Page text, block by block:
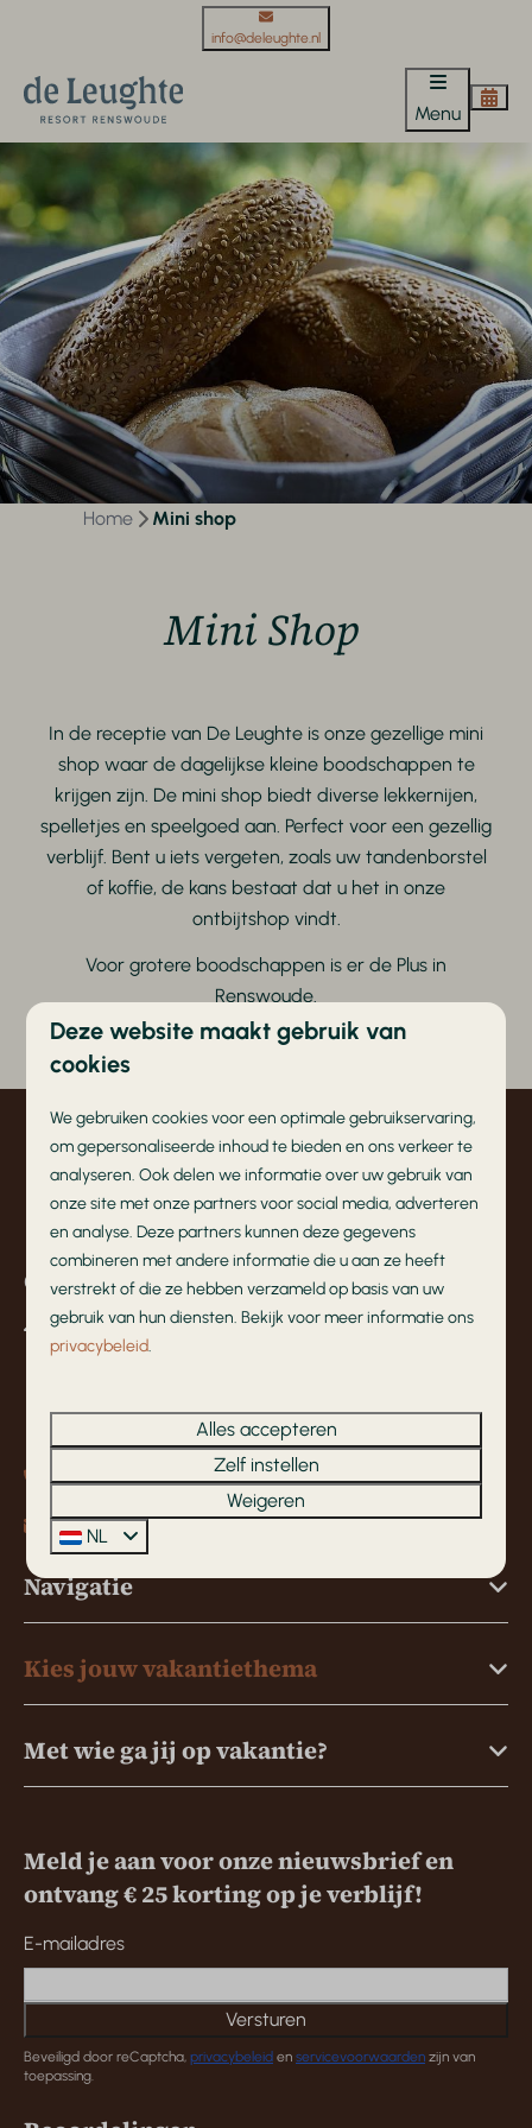
info@deleughte.nl
Menu
Home Mini shop
Mini Shop
In de receptie van De Leughte is onze gezellige mini
shop waar de dagelijkse kleine boodschappen te
krijgen zijn. De mini shop biedt diverse lekkernijen,
spelletjes en speelgoed aan. Perfect voor een gezellig
verblijf. Bent u iets vergeten, zoals uw tandenborstel
of koffie, de kans bestaat dat u het in onze
ontbijtshop vindt.
Voor grotere boodschappen is er de Plus in
Renswoude.
Veilig betalen
Contact
Barneveldsestraat 49
3927 CB Renswoude
Nederland
+31 (0)342-412877
info@deleughte.nl
Navigatie
Kies jouw vakantiethema
Met wie ga jij op vakantie?
Meld je aan voor onze nieuwsbrief en
ontvang € 25 korting op je verblijf!
E-mailadres
Versturen
Beveiligd door reCaptcha, privacybeleid en servicevoorwaarden zijn van
toepassing.
Deze website maakt gebruik van
cookies
We gebruiken cookies voor een optimale gebruikservaring,
om gepersonaliseerde inhoud te bieden en ons verkeer te
analyseren. Ook delen we informatie over uw gebruik van
onze site met onze partners voor social media, adverteren
en analyse. Deze partners kunnen deze gegevens
combineren met andere informatie die u aan ze heeft
verstrekt of die ze hebben verzameld op basis van uw
gebruik van hun diensten. Bekijk voor meer informatie ons
privacybeleid.
Alles accepteren
Zelf instellen
Weigeren
NL